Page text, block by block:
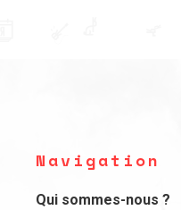
Navigation
Qui sommes-nous ?